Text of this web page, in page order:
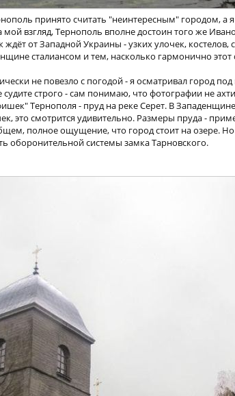
принято считать "неинтересным" городом, а
взгляд, Тернополь вполне достоин того же
ждёт от Западной Украины - узких улочек, костелов,
сталиансом и тем, насколько гармонично этот
не повезло с погодой - я осматривал город
строго - сам понимаю, что фотографии не
Тернополя - пруд на реке Серет. В
это смотрится удивительно. Размеры пруда -
полное ощущение, что город стоит на озере.
оборонительной системы замка Тарновского.